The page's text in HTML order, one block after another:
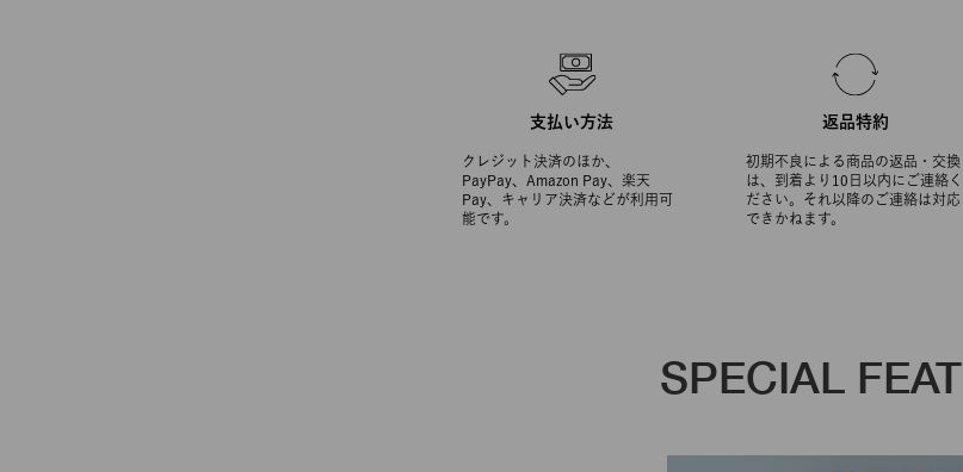
支払い方法
クレジット決済のほか、
PayPay、Amazon Pay、楽天
Pay、キャリア決済などが利用可
能です。
返品特約
初期不良による商品の返品・交換
は、到着より10日以内にご連絡く
ださい。それ以降のご連絡は対応
できかねます。
SPECIAL